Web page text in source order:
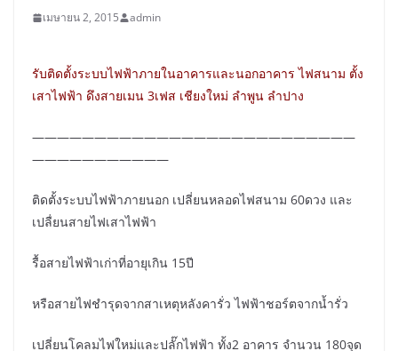
เมษายน 2, 2015 admin
รับติดตั้งระบบไฟฟ้าภายในอาคารและนอกอาคาร ไฟสนาม ตั้ง
เสาไฟฟ้า ดึงสายเมน 3เฟส เชียงใหม่ ลำพูน ลำปาง
——————————————————————————
———————————
ติดตั้งระบบไฟฟ้าภายนอก เปลี่ยนหลอดไฟสนาม 60ดวง และ
เปลื่ยนสายไฟเสาไฟฟ้า
รื้อสายไฟฟ้าเก่าที่อายุเกิน 15ปี
หรือสายไฟชำรุดจากสาเหตุหลังคารั่ว ไฟฟ้าชอร์ตจากน้ำรั่ว
เปลี่ยนโคลมไฟใหม่และปลั๊กไฟฟ้า ทั้ง2 อาคาร จำนวน 180จุด